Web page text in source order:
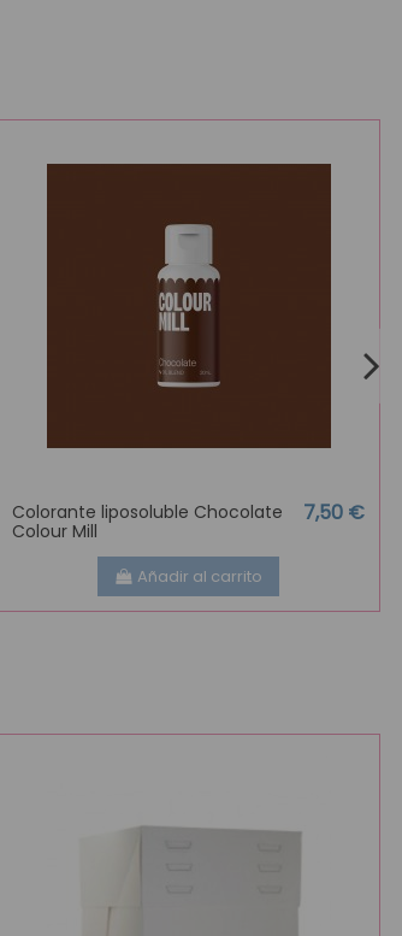
Colorante liposoluble Chocolate
Colour Mill
7,50 €
Añadir al carrito